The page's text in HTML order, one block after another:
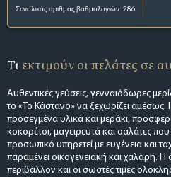
Συνολικός αριθμός βαθμολογιών: 286
Τι εκτιμούν οι πελάτες σε
Αυθεντικές γεύσεις, γενναιόδωρες
το «Το Κάστανο» να ξεχωρίζει αμέσως.
προσεγμένα υλικά και μεράκι,
κοκορέτσι, μαγειρευτά και σαλάτες
προσωπικό υπηρετεί με ευγένεια και
παραμένει οικογενειακή και χαλαρή.
περιβάλλον και οι σωστές τιμές